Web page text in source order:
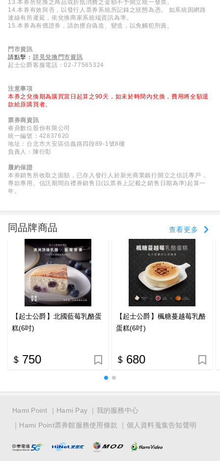
13.本券所兌換之商品或折抵消費之金額不予開立統一發票。
14.本券有效與否，以發行人票券系統所記錄之狀態為憑。 如系統因網路
連線有所遲延，依兌換商家系統端資訊為準。
15.本券為有價證券，請勿擅自偽造、變造，以免觸犯刑責。
門市資訊
請點擊： 詳見兌換門市資訊
起士公爵客服電話：02-77565324
注意事項
本券之兌換期為購買當日起算之90天，如未於時間內兌換，費用將全額退
款給原購買者。
票券商資訊
睿鼎數位股份有限公司
統一編號：42837620
地址：台北市大安區信義路四段89-1號8樓
負責人：陳衍彰
履約保證
本券銷售所收取之面額，已存入發行人於新光商業銀行開立之信託專戶，
專款專用。信託期間自禮券銷售日(以票券上記載之銷售日期為準)起算一
年。
同品牌商品 查看更多
【起士公爵】北國藍莓乳酪蛋
糕(6吋)
750
【起士公爵】楓糖蔓越莓乳酪
蛋糕(6吋)
680
Hami Point Hami Pay
我的服務中心
Hami Point票券館服務使用條款
個人資料蒐集告知聲明